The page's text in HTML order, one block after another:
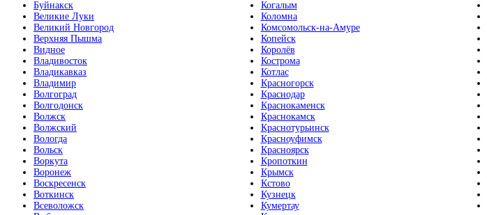
Буйнакск
Великие Луки
Великий Новгород
Верхняя Пышма
Видное
Владивосток
Владикавказ
Владимир
Волгоград
Волгодонск
Волжск
Волжский
Вологда
Вольск
Воркута
Воронеж
Воскресенск
Воткинск
Всеволожск
Когалым
Коломна
Комсомольск-на-Амуре
Копейск
Королёв
Кострома
Котлас
Красногорск
Краснодар
Краснокаменск
Краснокамск
Краснотурьинск
Красноуфимск
Красноярск
Кропоткин
Крымск
Кстово
Кузнецк
Кумертау